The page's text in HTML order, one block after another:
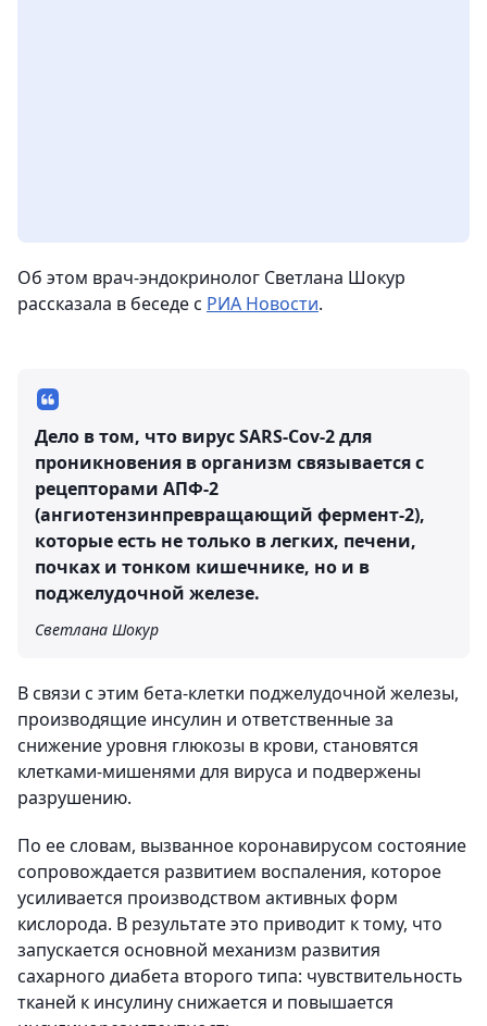
Об этом врач-эндокринолог Светлана Шокур
рассказала в беседе с РИА Новости.
Дело в том, что вирус SARS-Cov-2 для
проникновения в организм связывается с
рецепторами АПФ-2
(ангиотензинпревращающий фермент-2),
которые есть не только в легких, печени,
почках и тонком кишечнике, но и в
поджелудочной железе.
Светлана Шокур
В связи с этим бета-клетки поджелудочной железы,
производящие инсулин и ответственные за
снижение уровня глюкозы в крови, становятся
клетками-мишенями для вируса и подвержены
разрушению.
По ее словам, вызванное коронавирусом состояние
сопровождается развитием воспаления, которое
усиливается производством активных форм
кислорода. В результате это приводит к тому, что
запускается основной механизм развития
сахарного диабета второго типа: чувствительность
тканей к инсулину снижается и повышается